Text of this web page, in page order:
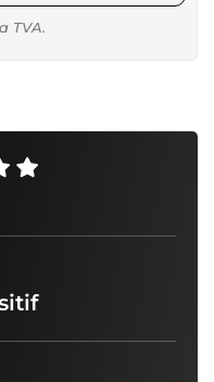
TVA.